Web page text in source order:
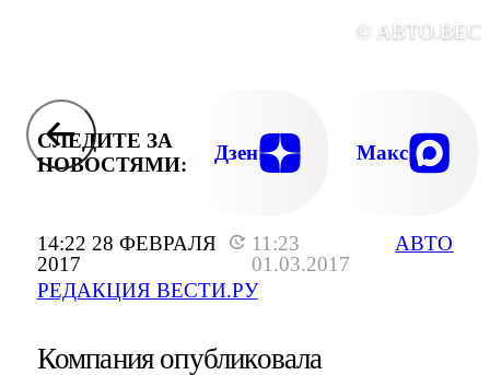
14:22 28 ФЕВРАЛЯ
2017
11:23
01.03.2017
РЕДАКЦИЯ ВЕСТИ.РУ
АВТО
©
СЛЕДИТЕ ЗА
НОВОСТЯМИ:
Дзен Макс
Компания опубликовала